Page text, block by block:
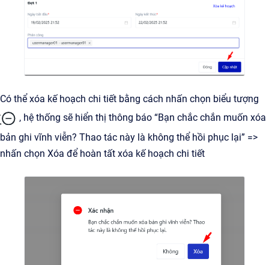
Có thể xóa kế hoạch chi tiết bằng cách nhấn chọn biểu tượng
, hệ thống sẽ hiển thị thông báo “Bạn chắc chắn muốn xóa
bản ghi vĩnh viễn? Thao tác này là không thể hồi phục lại” =>
nhấn chọn Xóa để hoàn tất xóa kế hoạch chi tiết